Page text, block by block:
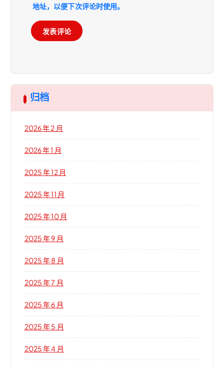
地址，以便下次评论时使用。
归档
2026 年 2 月
2026 年 1 月
2025 年 12 月
2025 年 11 月
2025 年 10 月
2025 年 9 月
2025 年 8 月
2025 年 7 月
2025 年 6 月
2025 年 5 月
2025 年 4 月